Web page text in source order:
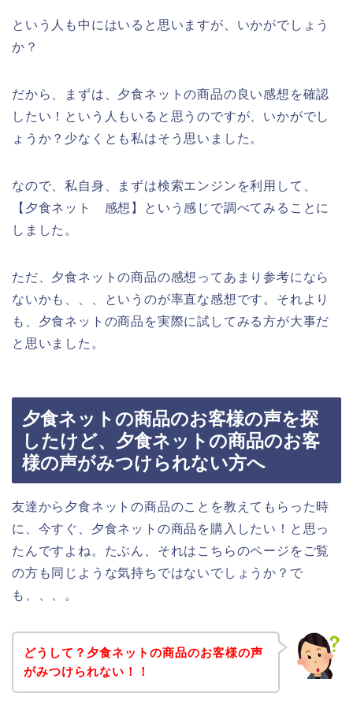
という人も中にはいると思いますが、いかがでしょう
か？
だから、まずは、夕食ネットの商品の良い感想を確認
したい！という人もいると思うのですが、いかがでし
ょうか？少なくとも私はそう思いました。
なので、私自身、まずは検索エンジンを利用して、
【夕食ネット 感想】という感じで調べてみることに
しました。
ただ、夕食ネットの商品の感想ってあまり参考になら
ないかも、、、というのが率直な感想です。それより
も、夕食ネットの商品を実際に試してみる方が大事だ
と思いました。
夕食ネットの商品のお客様の声を探
したけど、夕食ネットの商品のお客
様の声がみつけられない方へ
友達から夕食ネットの商品のことを教えてもらった時
に、今すぐ、夕食ネットの商品を購入したい！と思っ
たんですよね。たぶん、それはこちらのページをご覧
の方も同じような気持ちではないでしょうか？で
も、、、。
どうして？夕食ネットの商品のお客様の声
がみつけられない！！